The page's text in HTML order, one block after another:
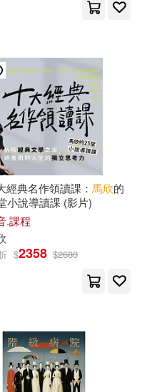
(15)
峰(15)
(15)
斯大林
經典名作領讀課： 馬欣的
小說導讀課 (影片)
.課程
$2358 $2680